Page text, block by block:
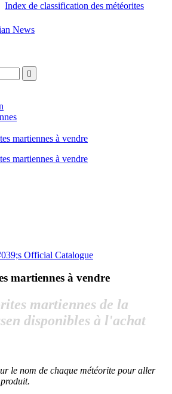
Index de classification des météorites
News

martiennes à vendre
martiennes à vendre
martiennes à vendre
martiennes de la
disponibles à l'achat
le nom de chaque météorite pour aller